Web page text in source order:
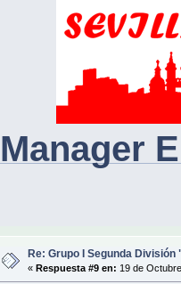
Manager
Re: Grupo I Segunda División
«Respuesta #9 en: 19 de